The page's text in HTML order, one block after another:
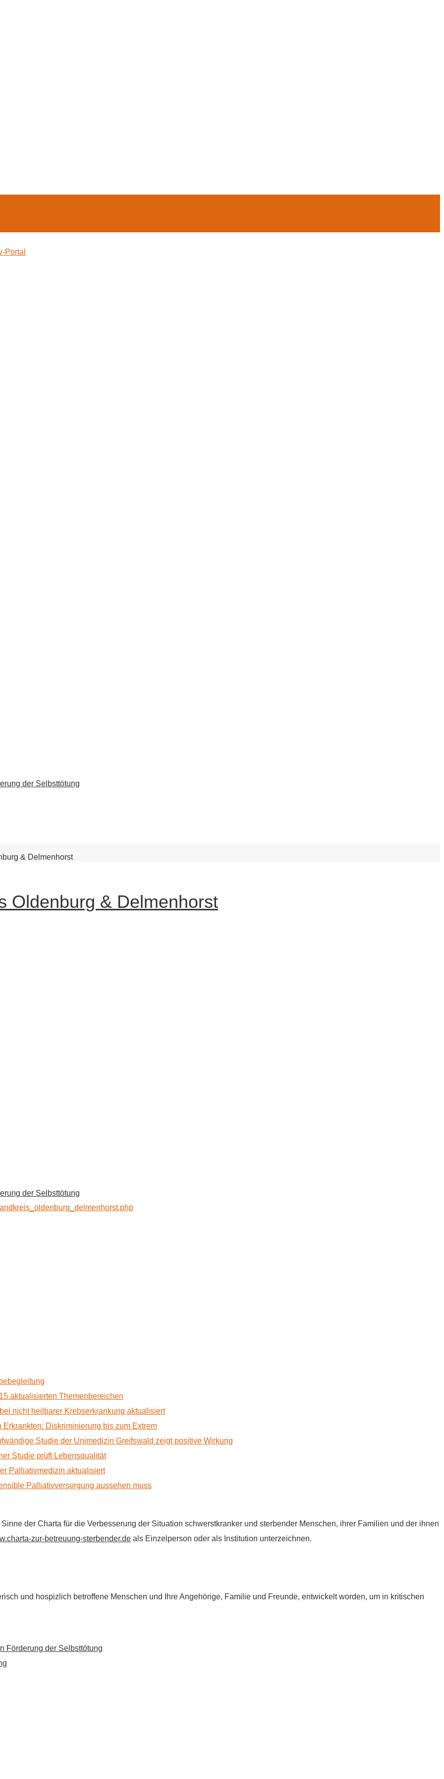
der Selbsttötung
der Selbsttötung
& Delmenhorst
Oldenburg & Delmenhorst
aktualisierten Themenbereichen
nicht heilbarer Krebserkrankung aktualisiert
Diskriminierung bis zum Extrem
Studie der Unimedizin Greifswald zeigt positive Wirkung
Studie prüft Lebensqualität
Palliativmedizin aktualisiert
Palliativversorgung aussehen muss
der Charta für die Verbesserung der Situation schwerstkranker und sterbender Menschen, ihrer Familien und der ihnen
zur-betreuung-sterbender.de als Einzelperson oder als Institution unterzeichnen.
und hospizlich betroffene Menschen und Ihre Angehörige, Familie und Freunde, entwickelt worden, um in kritischen
Förderung der Selbsttötung